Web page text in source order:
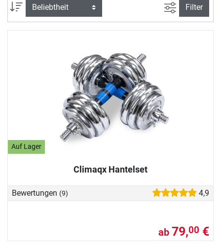
Sortierung Ansicht
Filter
Auf Lager
Climaqx Hantelset
Bewertungen (9) 4,9
ab 79,00 €